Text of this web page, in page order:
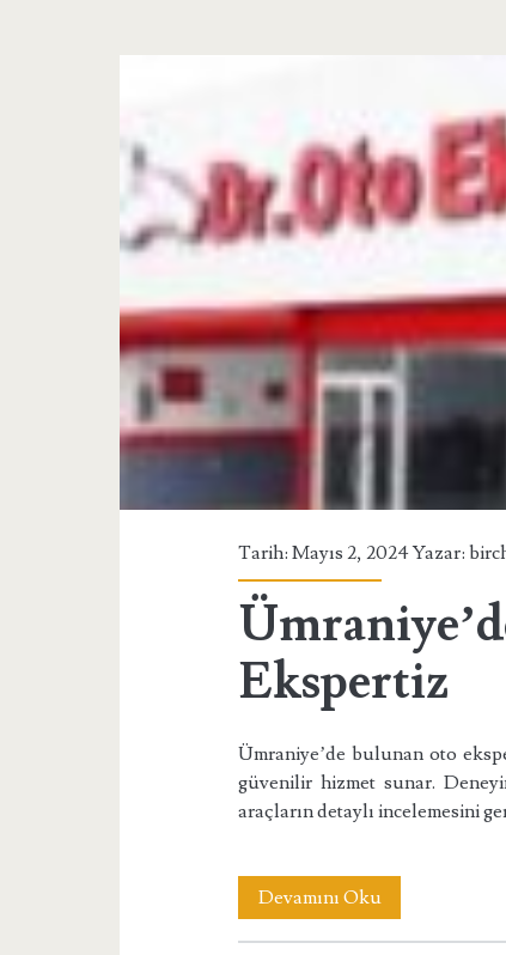
Tarih: Mayıs 2, 2024 Yazar:
Ekspertiz
Ümraniye’de bulunan oto
güvenilir hizmet sunar.
araçların detaylı incelemesini
Devamını OkuÜmraniye’de
Bulunan